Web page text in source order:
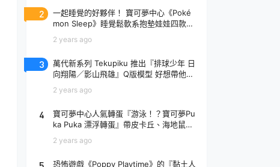
2
一起睡覺的好夥伴！ 寶可夢中心《Poké
mon Sleep》睡覺鬆軟系抱墊娃娃四款登
2 years ago
3
萬代新系列 Tekupiku 推出『排球少年 日
向翔陽／影山飛雄』Q版模型 好想帶他出
2 years ago
4
寶可夢中心人氣轉蛋『游泳！？寶可夢Pu
ka Puka 漂浮轉蛋』帶皮卡丘、海地鼠去
2 years ago
恐怖遊戲《Poppy Playtime》的『黏土人